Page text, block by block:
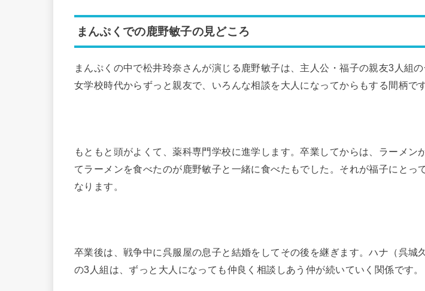
まんぷくでの鹿野敏子の見どころ
まんぷくの中で松井玲奈さんが演じる鹿野敏子は、主人公・福子の親友3人組の
女学校時代からずっと親友で、いろんな相談を大人になってからもする間柄です
もともと頭がよくて、薬科専門学校に進学します。卒業してからは、ラーメン
てラーメンを食べたのが鹿野敏子と一緒に食べたもでした。それが福子にとっ
なります。
卒業後は、戦争中に呉服屋の息子と結婚をしてその後を継ぎます。ハナ（呉城
の3人組は、ずっと大人になっても仲良く相談しあう仲が続いていく関係です。